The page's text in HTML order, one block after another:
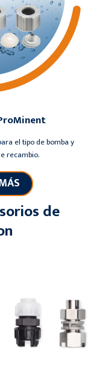
el tipo de bomba y
recambio.
de